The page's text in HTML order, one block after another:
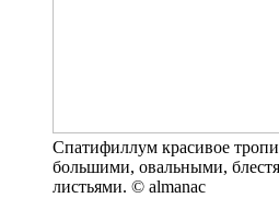
Спатифиллум красивое
большими, овальными,
листьями. © almanac